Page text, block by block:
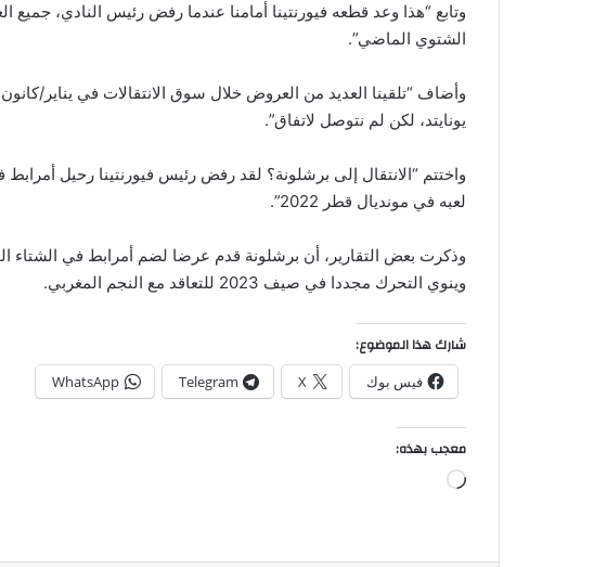
وتابع “هذا وعد قطعه فيورنتينا أمامنا عندما رفض رئيس النادي،
الشتوي الماضي”.
وأضاف “تلقينا العديد من العروض خلال سوق الانتقالات في يناير/
يونايتد، لكن لم نتوصل لاتفاق”.
واختتم “الانتقال إلى برشلونة؟ لقد رفض رئيس فيورنتينا رحيل أمرابط
لعبه في مونديال قطر 2022”.
وذكرت بعض التقارير، أن برشلونة قدم عرضا لضم أمرابط في الشتاء
وينوي التحرك مجددا في صيف 2023 للتعاقد مع النجم المغربي.
شارك هذا الموضوع:
فيس بوك X
Telegram
WhatsApp
معجب بهذه:
جاري